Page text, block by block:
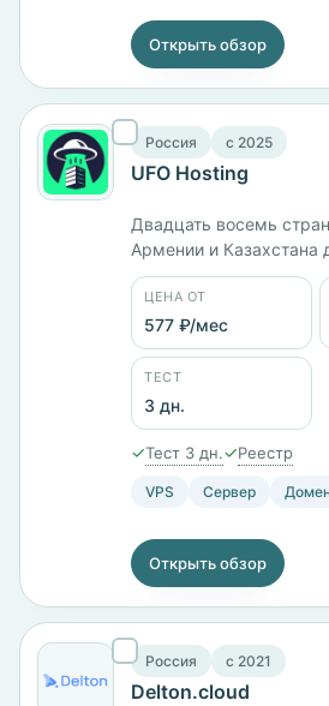
Открыть обзор
Россия c 2025
UFO Hosting
Двадцать восемь
Армении и Казахстана
Кореи и Австралии.
2025 году. Тарифы
Brachium с 4 ГБ памяти
Arcturus с 10 ГБ —
ГБ и диском на 310 ГБ
ЦЕНА ОТ
577 ₽/мес
ТЕСТ
3 дн.
✓Тест 3 дн.✓Реестр
VPS Сервер
Открыть обзор
Россия c 2021
Delton.cloud